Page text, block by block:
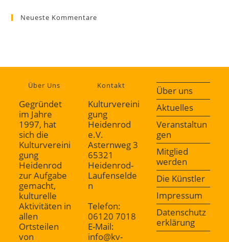
Neueste Kommentare
Über Uns
Gegründet
im Jahre
1997, hat
sich die
Kulturvereini
gung
Heidenrod
zur Aufgabe
gemacht,
kulturelle
Aktivitäten in
allen
Ortsteilen
von
Kontakt
Kulturvereini
gung
Heidenrod
e.V.
Asternweg 3
65321
Heidenrod-
Laufenselde
n
Telefon:
06120 7018
E-Mail:
info@kv-
Über uns
Aktuelles
Veranstaltun
gen
Mitglied
werden
Die Künstler
Impressum
Datenschutz
erklärung